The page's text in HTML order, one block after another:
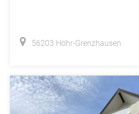
56203 Höhr-Grenzhausen